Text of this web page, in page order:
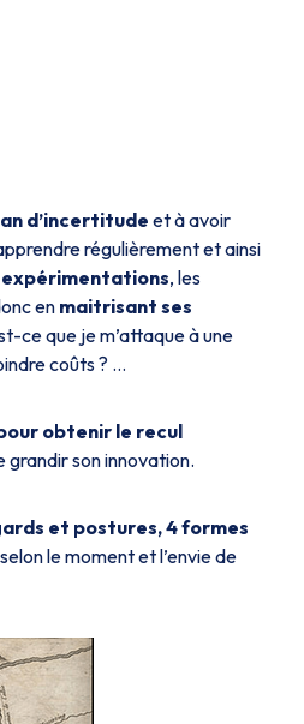
d’incertitude et à avoir
régulièrement et ainsi
, les
en maitrisant ses
ce que je m’attaque à une
coûts ? …
obtenir le recul
grandir son innovation.
et postures, 4 formes
le moment et l’envie de